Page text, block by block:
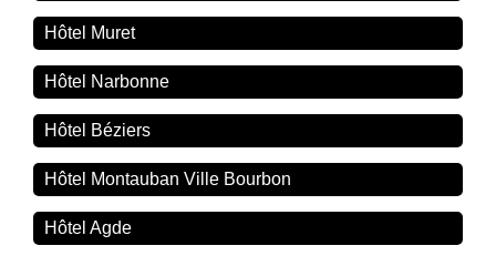
Hôtel Muret
Hôtel Narbonne
Hôtel Béziers
Hôtel Montauban Ville Bourbon
Hôtel Agde